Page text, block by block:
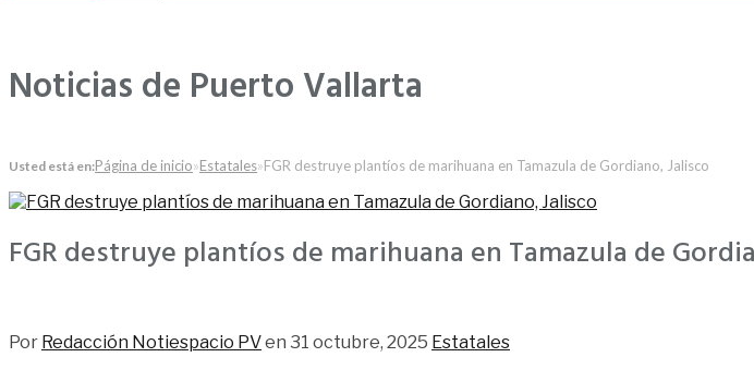
Noticias de Puerto Vallarta
Usted está en:Página de inicio»Estatales»FGR destruye plantíos de marihuana en Tamazula de Gordiano, Jalisco
FGR destruye plantíos de marihuana en Tamazula de
Por Redacción Notiespacio PVen 31 octubre, 2025 Estatales